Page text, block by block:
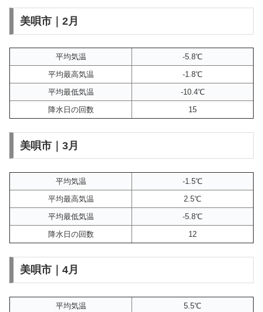
美唄市｜2月
平均気温
-5.8℃
平均最高気温
-1.8℃
平均最低気温
-10.4℃
降水日の回数
15
美唄市｜3月
平均気温
-1.5℃
平均最高気温
2.5℃
平均最低気温
-5.8℃
降水日の回数
12
美唄市｜4月
平均気温 5.5℃